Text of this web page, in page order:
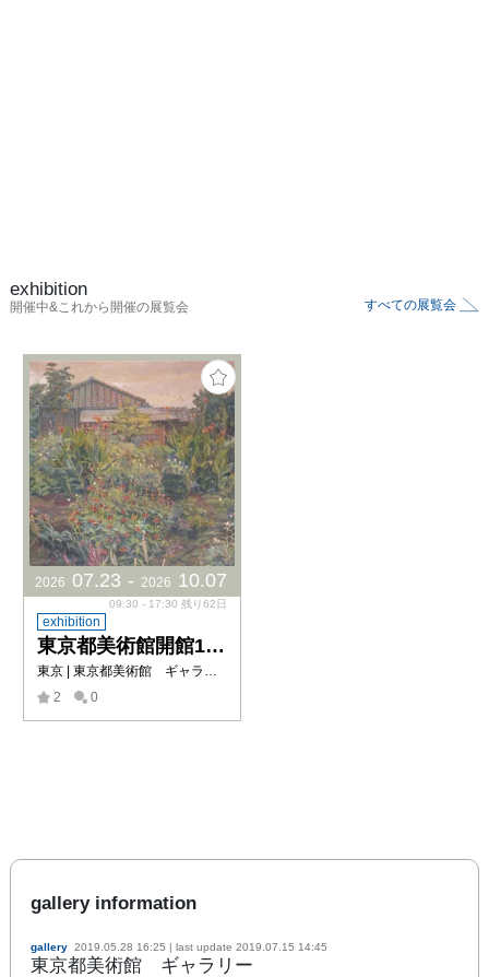
exhibition
開催中&これから開催の展覧会 すべての展覧会
2026 07.23 - 2026 10.07
09:30 - 17:30 残り62日
exhibition
東京都美術館開館100周年記念 この場所の風景ー上野・大牟田・ブエノスアイレス
2
0
gallery information
gallery 2019.05.28 16:25 | last update 2019.07.15 14:45
東京都美術館 ギャラリー